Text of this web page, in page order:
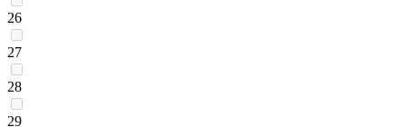
26
27
28
29